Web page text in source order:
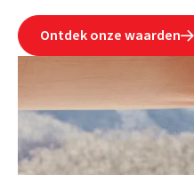
Ontdek onze waarden